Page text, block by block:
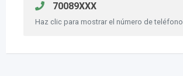
70089XXX
Haz clic para mostrar el número de teléfono